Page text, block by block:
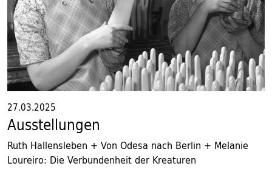
27.03.2025
Ausstellungen
Ruth Hallensleben + Von Odesa nach Berlin + Melanie
Loureiro: Die Verbundenheit der Kreaturen